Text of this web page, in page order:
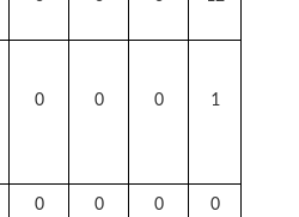
0 0 0 1
0 0 0 0